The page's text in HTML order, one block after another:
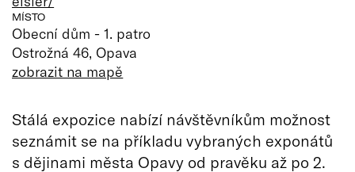
MÍSTO
Obecní dům - 1. patro
Ostrožná 46, Opava
zobrazit na mapě
Stálá expozice nabízí návštěvníkům možnost
seznámit se na příkladu vybraných exponátů
s dějinami města Opavy od pravěku až po 2.